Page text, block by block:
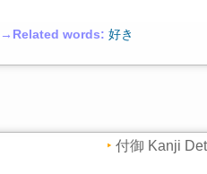
→Related words: 好き
付御 Kanji